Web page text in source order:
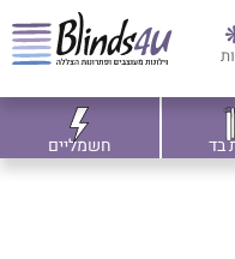
בד חשמליים